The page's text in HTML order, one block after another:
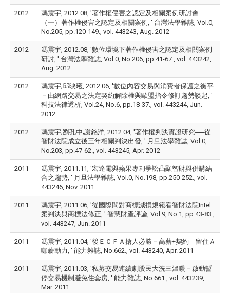
2012
馮震宇, 2012.08, '著作權侵害之認定及相關案例研討會
（一）著作權侵害之認定及相關案例, ' 台灣法學雜誌, Vol.0,
No.205, pp.120-149., vol. 443243, Aug. 2012
2012
馮震宇, 2012.08, '數位環境下著作權侵害之認定及相關案例
研討, ' 台灣法學雜誌, Vol.0, No.206, pp.41-67., vol. 443242,
Aug. 2012
2012
馮震宇;邱映曦, 2012.06, '數位內容交易與消費者保護之衡平
－由網路交易之法定契約解除權與歐盟指令修訂趨勢談起, '
科技法律透析, Vol.24, No.6, pp.18-37., vol. 443244, Jun.
2012
2012
馮震宇;劉孔中;謝銘洋, 2012.04, '著作權判決實證研究──從
智財法院成立後三年相關判決出發, ' 月旦法學雜誌, Vol.0,
No.203, pp.47-62., vol. 443245, Apr. 2012
2011
馮震宇, 2011.11, '宏達電與蘋果專利爭訟凸顯智財與併購結
合之趨勢, ' 月旦法學雜誌, Vol.0, No.198, pp.250-252., vol.
443246, Nov. 2011
2011
馮震宇, 2011.06, '從國際間對商標減損規範看智財法院Intel
案判決與商標法修正, ' 智慧財產評論, Vol.9, No.1, pp.43-83.,
vol. 443247, Jun. 2011
2011
馮震宇, 2011.04, '後ＥＣＦＡ搶人必勝－高薪+契約 留住Ａ
咖薪動力, ' 能力雜誌, No.662., vol. 443240, Apr. 2011
2011
馮震宇, 2011.03, '私募交易連續劇股民大洗三溫暖－啟動暫
停交易機制避免住套房, ' 能力雜誌, No.661., vol. 443239,
Mar. 2011